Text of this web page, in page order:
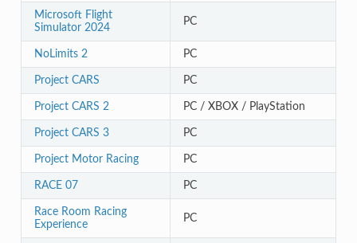
Microsoft Flight
Simulator 2024
PC
NoLimits 2 PC
Project CARS PC
Project CARS 2 PC / XBOX / PlayStation
Project CARS 3 PC
Project Motor Racing PC
RACE 07 PC
Race Room Racing
Experience
PC